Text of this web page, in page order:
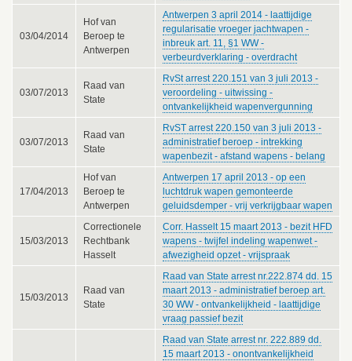
03/04/2014
Hof van
Beroep te
Antwerpen
Antwerpen 3 april 2014 - laattijdige
regularisatie vroeger jachtwapen -
inbreuk art. 11, §1 WW -
verbeurdverklaring - overdracht
03/07/2013
Raad van
State
RvSt arrest 220.151 van 3 juli 2013 -
veroordeling - uitwissing -
ontvankelijkheid wapenvergunning
03/07/2013
Raad van
State
RvST arrest 220.150 van 3 juli 2013 -
administratief beroep - intrekking
wapenbezit - afstand wapens - belang
17/04/2013
Hof van
Beroep te
Antwerpen
Antwerpen 17 april 2013 - op een
luchtdruk wapen gemonteerde
geluidsdemper - vrij verkrijgbaar wapen
15/03/2013
Correctionele
Rechtbank
Hasselt
Corr. Hasselt 15 maart 2013 - bezit HFD
wapens - twijfel indeling wapenwet -
afwezigheid opzet - vrijspraak
15/03/2013
Raad van
State
Raad van State arrest nr.222.874 dd. 15
maart 2013 - administratief beroep art.
30 WW - ontvankelijkheid - laattijdige
vraag passief bezit
Raad van State arrest nr. 222.889 dd.
15 maart 2013 - onontvankelijkheid